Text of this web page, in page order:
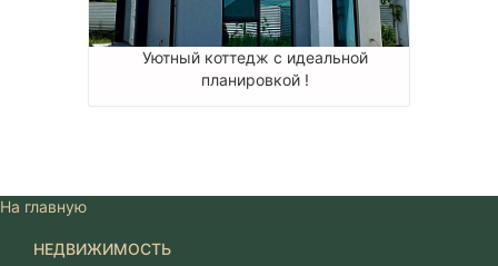
Уютный коттедж с идеальной
планировкой !
На главную
НЕДВИЖИМОСТЬ